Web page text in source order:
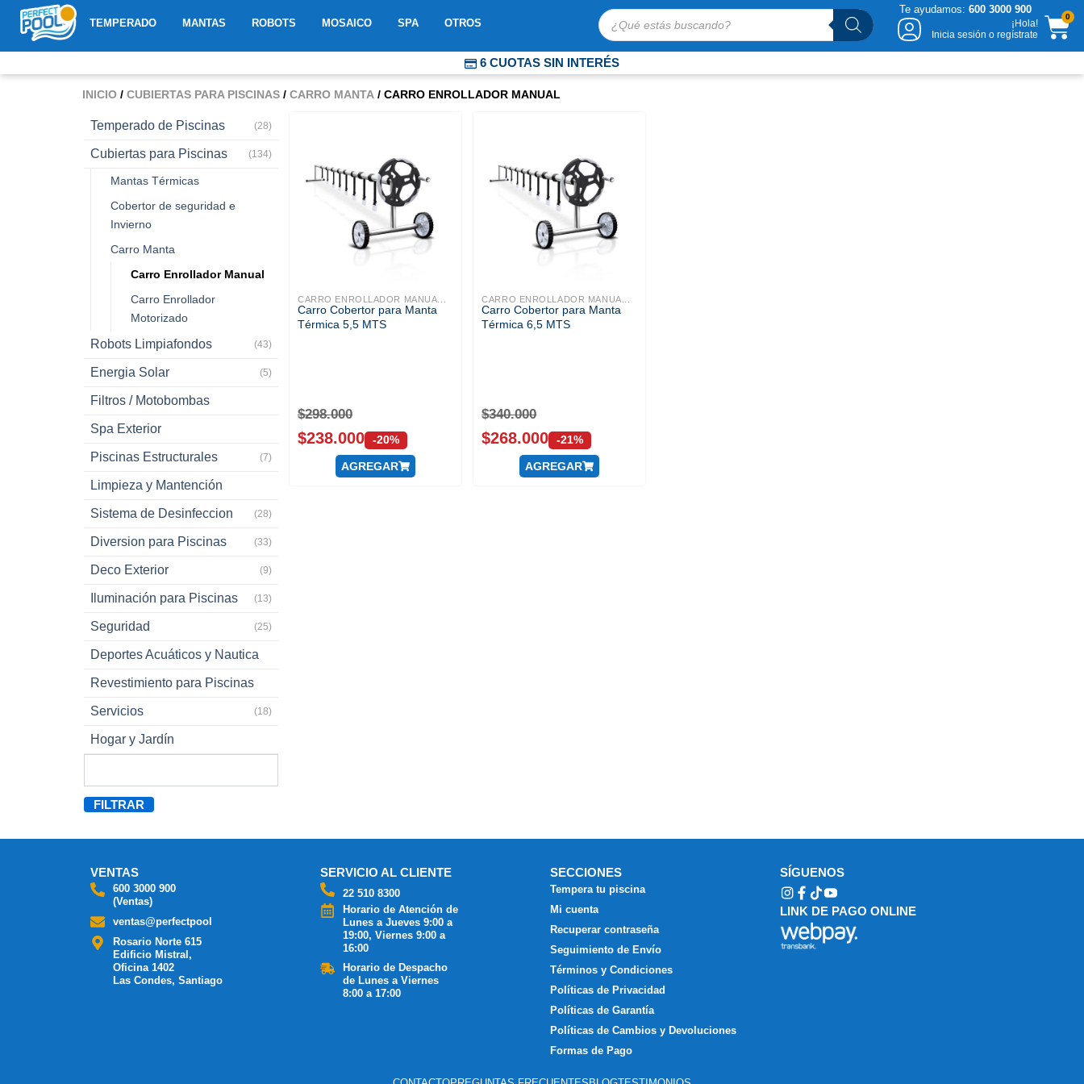
Te ayudamos: 600 3000 900
TEMPERADO
ABRIR TEMPERADO
MANTAS ABRIR MANTAS
ROBOTS ABRIR ROBOTS
MOSAICO ABRIR MOSAICO
SPA ABRIR SPA
OTROS
Búsqueda
de
¡Hola!
Inicia sesión o regístrate
0
6 CUOTAS SIN INTERÉS
INICIO / CUBIERTAS PARA PISCINAS / CARRO MANTA / CARRO ENROLLADOR MANUAL
Temperado de Piscinas (28)
Cubiertas para Piscinas (134)
Mantas Térmicas
Cobertor de seguridad e
Invierno
Carro Manta
Carro Enrollador Manual
Carro Enrollador
Motorizado
Robots Limpiafondos (43)
Energia Solar (5)
Filtros / Motobombas
Spa Exterior
Piscinas Estructurales (7)
Limpieza y Mantención
Sistema de Desinfeccion (28)
Diversion para Piscinas (33)
Deco Exterior (9)
Iluminación para Piscinas (13)
Seguridad (25)
Deportes Acuáticos y Nautica
Revestimiento para Piscinas
Servicios (18)
Hogar y Jardín
FILTRAR
CARRO ENROLLADOR MANUA...
Carro Cobertor para Manta
Térmica 5,5 MTS
$298.000
$238.000 -20%
AGREGAR
CARRO ENROLLADOR MANUA...
Carro Cobertor para Manta
Térmica 6,5 MTS
$340.000
$268.000 -21%
AGREGAR
VENTAS
600 3000 900
(Ventas)
ventas@perfectpool
Rosario Norte 615
Edificio Mistral,
Oficina 1402
Las Condes, Santiago
SERVICIO AL CLIENTE
22 510 8300
Horario de Atención de
Lunes a Jueves 9:00 a
19:00, Viernes 9:00 a
16:00
Horario de Despacho
de Lunes a Viernes
8:00 a 17:00
SECCIONES
Tempera tu piscina
Mi cuenta
Recuperar contraseña
Seguimiento de Envío
Términos y Condiciones
Políticas de Privacidad
Políticas de Garantía
Políticas de Cambios y Devoluciones
Formas de Pago
SÍGUENOS
LINK DE PAGO ONLINE